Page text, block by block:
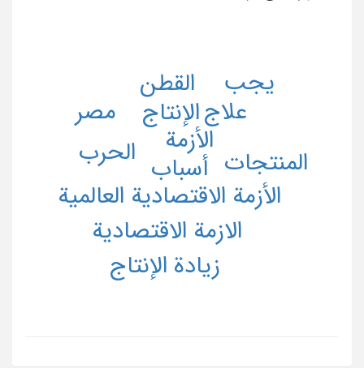
أسباب
الأزمة
الأزمة الاقتصادیة العالمیة
الإنتاج
الازمة الاقتصادیة
الحرب
القطن
المنتجات
زیادة الإنتاج
علاج مصر
یجب